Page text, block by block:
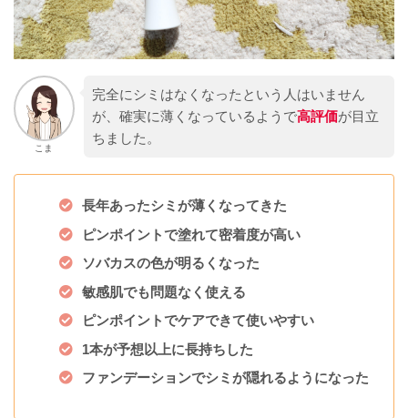
こま
完全にシミはなくなったという人はいません
が、確実に薄くなっているようで高評価が目立
ちました。
長年あったシミが薄くなってきた
ピンポイントで塗れて密着度が高い
ソバカスの色が明るくなった
敏感肌でも問題なく使える
ピンポイントでケアできて使いやすい
1本が予想以上に長持ちした
ファンデーションでシミが隠れるようになった